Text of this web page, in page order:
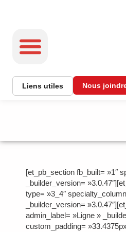
Liens utiles Nous
[et_pb_section fb_built= »1″
_builder_version=
type= »3_4″
_builder_version=
admin_label= »Ligne »
custom_padding=